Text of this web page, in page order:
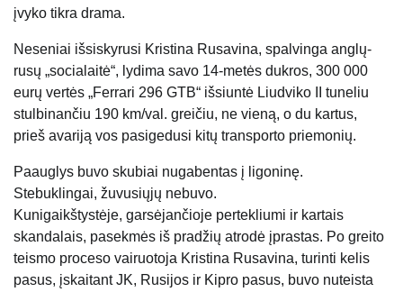
įvyko tikra drama.
Neseniai išsiskyrusi Kristina Rusavina, spalvinga anglų-
rusų „socialaitė“, lydima savo 14-metės dukros, 300 000
eurų vertės „Ferrari 296 GTB“ išsiuntė Liudviko II tuneliu
stulbinančiu 190 km/val. greičiu, ne vieną, o du kartus,
prieš avariją vos pasigedusi kitų transporto priemonių.
Paauglys buvo skubiai nugabentas į ligoninę.
Stebuklingai, žuvusiųjų nebuvo.
Kunigaikštystėje, garsėjančioje pertekliumi ir kartais
skandalais, pasekmės iš pradžių atrodė įprastas. Po greito
teismo proceso vairuotoja Kristina Rusavina, turinti kelis
pasus, įskaitant JK, Rusijos ir Kipro pasus, buvo nuteista